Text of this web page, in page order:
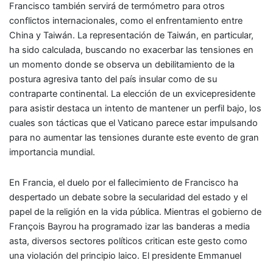
Francisco también servirá de termómetro para otros
conflictos internacionales, como el enfrentamiento entre
China y Taiwán. La representación de Taiwán, en particular,
ha sido calculada, buscando no exacerbar las tensiones en
un momento donde se observa un debilitamiento de la
postura agresiva tanto del país insular como de su
contraparte continental. La elección de un exvicepresidente
para asistir destaca un intento de mantener un perfil bajo, los
cuales son tácticas que el Vaticano parece estar impulsando
para no aumentar las tensiones durante este evento de gran
importancia mundial.
En Francia, el duelo por el fallecimiento de Francisco ha
despertado un debate sobre la secularidad del estado y el
papel de la religión en la vida pública. Mientras el gobierno de
François Bayrou ha programado izar las banderas a media
asta, diversos sectores políticos critican este gesto como
una violación del principio laico. El presidente Emmanuel